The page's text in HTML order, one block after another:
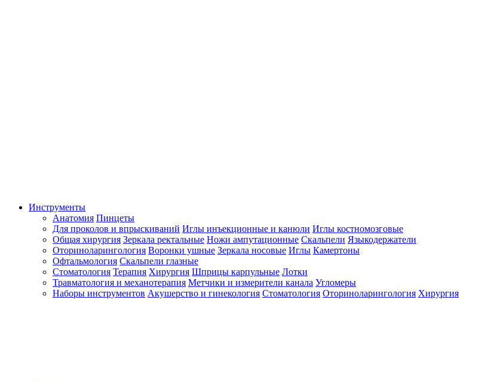
Инструменты
Анатомия Пинцеты
Для проколов и впрыскиваний Иглы инъекционные и канюли Иглы костномозговые
Общая хирургия Зеркала ректальные Ножи ампутационные Скальпели Языкодержатели
Оториноларингология Воронки ушные Зеркала носовые Иглы Камертоны
Офтальмология Скальпели глазные
Стоматология Терапия Хирургия Шприцы карпульные Лотки
Травматология и механотерапия Метчики и измерители канала Угломеры
Наборы инструментов Акушерство и гинекология Стоматология Оториноларингология Хирургия